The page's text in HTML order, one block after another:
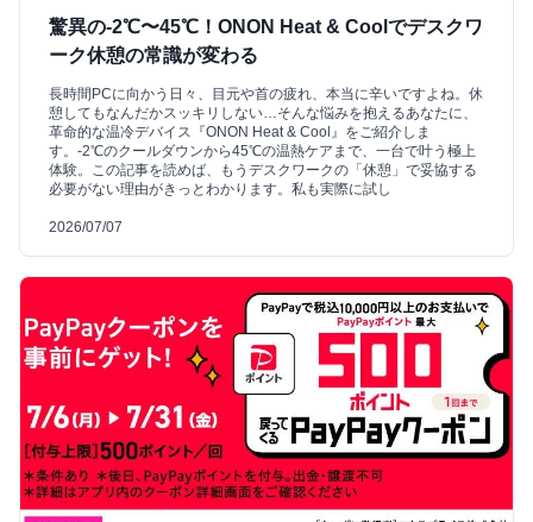
驚異の-2℃〜45℃！ONON Heat & Coolでデスクワ
ーク休憩の常識が変わる
長時間PCに向かう日々、目元や首の疲れ、本当に辛いですよね。休
憩してもなんだかスッキリしない…そんな悩みを抱えるあなたに、
革命的な温冷デバイス『ONON Heat & Cool』をご紹介しま
す。-2℃のクールダウンから45℃の温熱ケアまで、一台で叶う極上
体験。この記事を読めば、もうデスクワークの「休憩」で妥協する
必要がない理由がきっとわかります。私も実際に試し
2026/07/07